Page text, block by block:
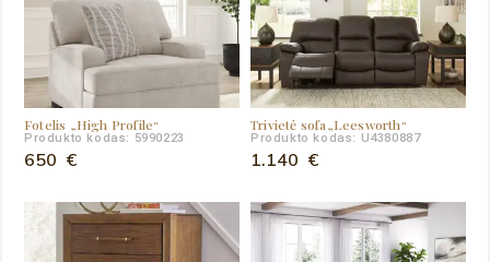
Fotelis „High Profile“
Produkto kodas: 5990223
650 €
Trivietė sofa„Leesworth“
Produkto kodas: U4380887
1.140 €